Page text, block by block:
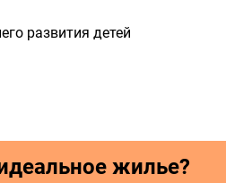
развития детей
жилье?